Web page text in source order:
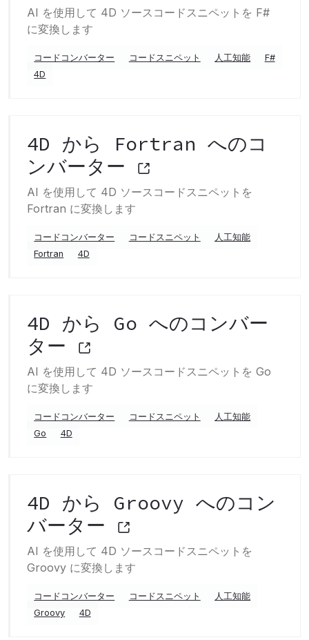
AI を使用して 4D ソースコードスニペットを F#
に変換します
コードコンバーター コードスニペット 人工知能
F#
4D
4D から Fortran へのコ
ンバーター
AI を使用して 4D ソースコードスニペットを
Fortran に変換します
コードコンバーター コードスニペット
人工知能
Fortran
4D
4D から Go へのコンバー
ター
AI を使用して 4D ソースコードスニペットを Go
に変換します
コードコンバーター コードスニペット
人工知能
Go
4D
4D から Groovy へのコン
バーター
AI を使用して 4D ソースコードスニペットを
Groovy に変換します
コードコンバーター コードスニペット
人工知能
Groovy
4D